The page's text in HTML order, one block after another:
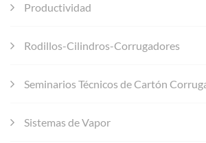
Productividad
Rodillos-Cilindros-Corrugadores
Seminarios Técnicos de Cartón
Sistemas de Vapor